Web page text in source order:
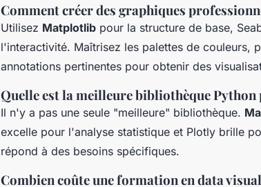
Comment créer des graphiques
Utilisez Matplotlib pour la structure de base,
l'interactivité. Maîtrisez les palettes de couleurs,
annotations pertinentes pour obtenir des
Quelle est la meilleure bibliothèque
Il n'y a pas une seule "meilleure" bibliothèque.
excelle pour l'analyse statistique et Plotly brille
répond à des besoins spécifiques.
Combien coûte une formation en data